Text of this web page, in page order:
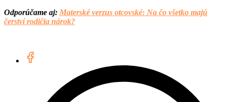
Odporúčame aj: Materské verzus otcovské: Na čo všetko majú
čerství rodičia nárok?